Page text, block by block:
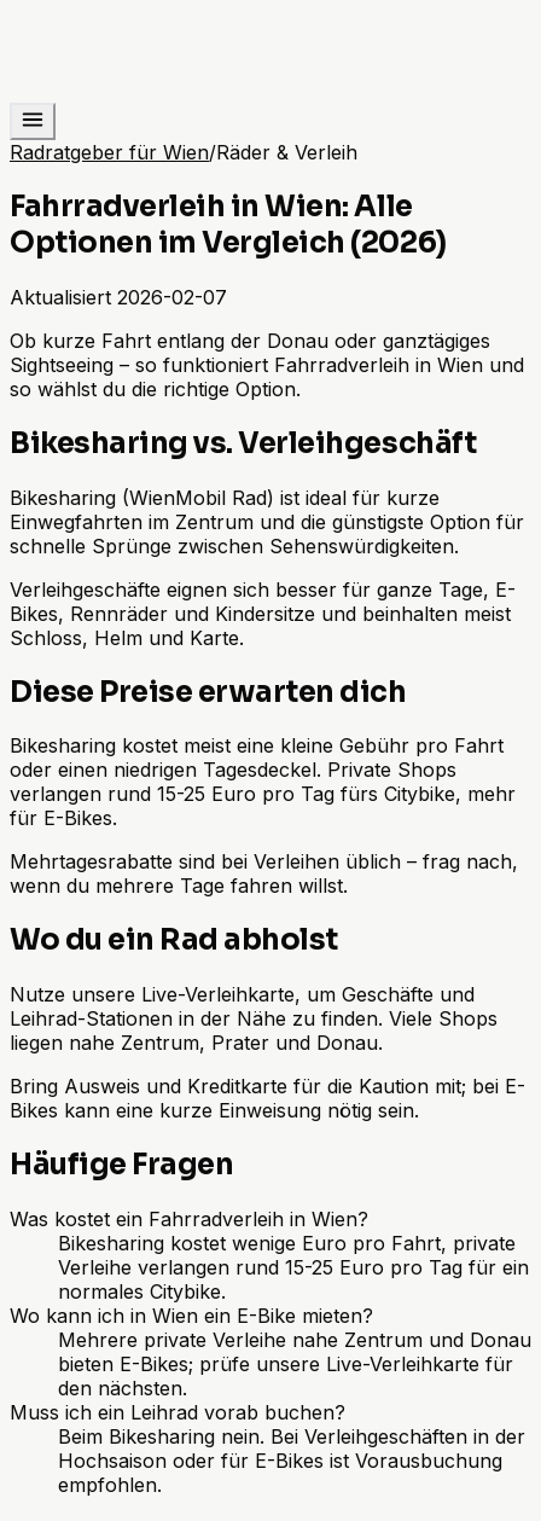
Radratgeber für Wien/Räder & Verleih
Fahrradverleih in Wien: Alle
Optionen im Vergleich (2026)
Aktualisiert 2026-02-07
Ob kurze Fahrt entlang der Donau oder ganztägiges
Sightseeing – so funktioniert Fahrradverleih in Wien und
so wählst du die richtige Option.
Bikesharing vs. Verleihgeschäft
Bikesharing (WienMobil Rad) ist ideal für kurze
Einwegfahrten im Zentrum und die günstigste Option für
schnelle Sprünge zwischen Sehenswürdigkeiten.
Verleihgeschäfte eignen sich besser für ganze Tage, E-
Bikes, Rennräder und Kindersitze und beinhalten meist
Schloss, Helm und Karte.
Diese Preise erwarten dich
Bikesharing kostet meist eine kleine Gebühr pro Fahrt
oder einen niedrigen Tagesdeckel. Private Shops
verlangen rund 15-25 Euro pro Tag fürs Citybike, mehr
für E-Bikes.
Mehrtagesrabatte sind bei Verleihen üblich – frag nach,
wenn du mehrere Tage fahren willst.
Wo du ein Rad abholst
Nutze unsere Live-Verleihkarte, um Geschäfte und
Leihrad-Stationen in der Nähe zu finden. Viele Shops
liegen nahe Zentrum, Prater und Donau.
Bring Ausweis und Kreditkarte für die Kaution mit; bei E-
Bikes kann eine kurze Einweisung nötig sein.
Häufige Fragen
Was kostet ein Fahrradverleih in Wien?
Bikesharing kostet wenige Euro pro Fahrt, private
Verleihe verlangen rund 15-25 Euro pro Tag für ein
normales Citybike.
Wo kann ich in Wien ein E-Bike mieten?
Mehrere private Verleihe nahe Zentrum und Donau
bieten E-Bikes; prüfe unsere Live-Verleihkarte für
den nächsten.
Muss ich ein Leihrad vorab buchen?
Beim Bikesharing nein. Bei Verleihgeschäften in der
Hochsaison oder für E-Bikes ist Vorausbuchung
empfohlen.